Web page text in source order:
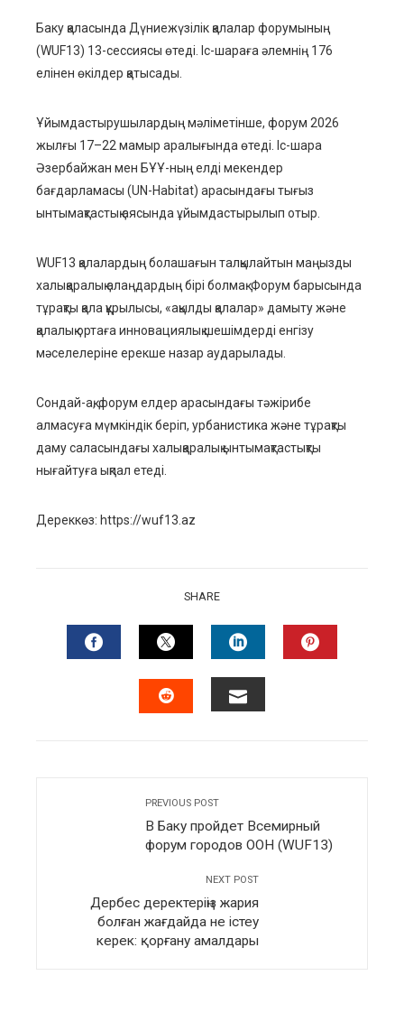
Баку қаласында Дүниежүзілік қалалар форумының
(WUF13) 13-сессиясы өтеді. Іс-шараға әлемнің 176
елінен өкілдер қатысады.
Ұйымдастырушылардың мәліметінше, форум 2026
жылғы 17–22 мамыр аралығында өтеді. Іс-шара
Әзербайжан мен БҰҰ-ның елді мекендер
бағдарламасы (UN-Habitat) арасындағы тығыз
ынтымақтастық аясында ұйымдастырылып отыр.
WUF13 қалалардың болашағын талқылайтын маңызды
халықаралық алаңдардың бірі болмақ. Форум барысында
тұрақты қала құрылысы, «ақылды қалалар» дамыту және
қалалық ортаға инновациялық шешімдерді енгізу
мәселелеріне ерекше назар аударылады.
Сондай-ақ, форум елдер арасындағы тәжірибе
алмасуға мүмкіндік беріп, урбанистика және тұрақты
даму саласындағы халықаралық ынтымақтастықты
нығайтуға ықпал етеді.
Дереккөз: https://wuf13.az
SHARE
FACEBOOKTWITTERLINKEDIN
PREVIOUS POST
В Баку пройдет Всемирный
форум городов ООН (WUF13)
NEXT POST
Дербес деректеріңіз жария
болған жағдайда не істеу
керек: қорғану амалдары